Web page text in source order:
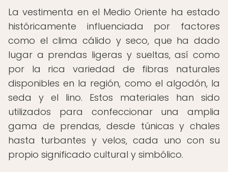
La vestimenta en el Medio Oriente ha estado
históricamente influenciada por factores
como el clima cálido y seco, que ha dado
lugar a prendas ligeras y sueltas, así como
por la rica variedad de fibras naturales
disponibles en la región, como el algodón, la
seda y el lino. Estos materiales han sido
utilizados para confeccionar una amplia
gama de prendas, desde túnicas y chales
hasta turbantes y velos, cada uno con su
propio significado cultural y simbólico.